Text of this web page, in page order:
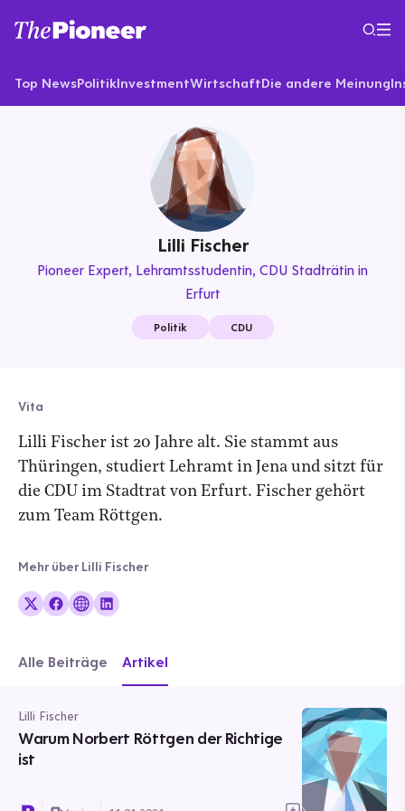
Top NewsPolitikInvestmentWirtschaftDie andere Meinung
Lilli Fischer
Pioneer Expert Lehramtsstudentin, CDU Stadträtin in
Erfurt
Politik CDU
Vita
Lilli Fischer ist 20 Jahre alt. Sie stammt aus
Thüringen, studiert Lehramt in Jena und sitzt für
die CDU im Stadtrat von Erfurt. Fischer gehört
zum Team Röttgen.
Mehr über Lilli Fischer
Alle Beiträge Artikel
Lilli Fischer
Warum Norbert Röttgen der Richtige
ist